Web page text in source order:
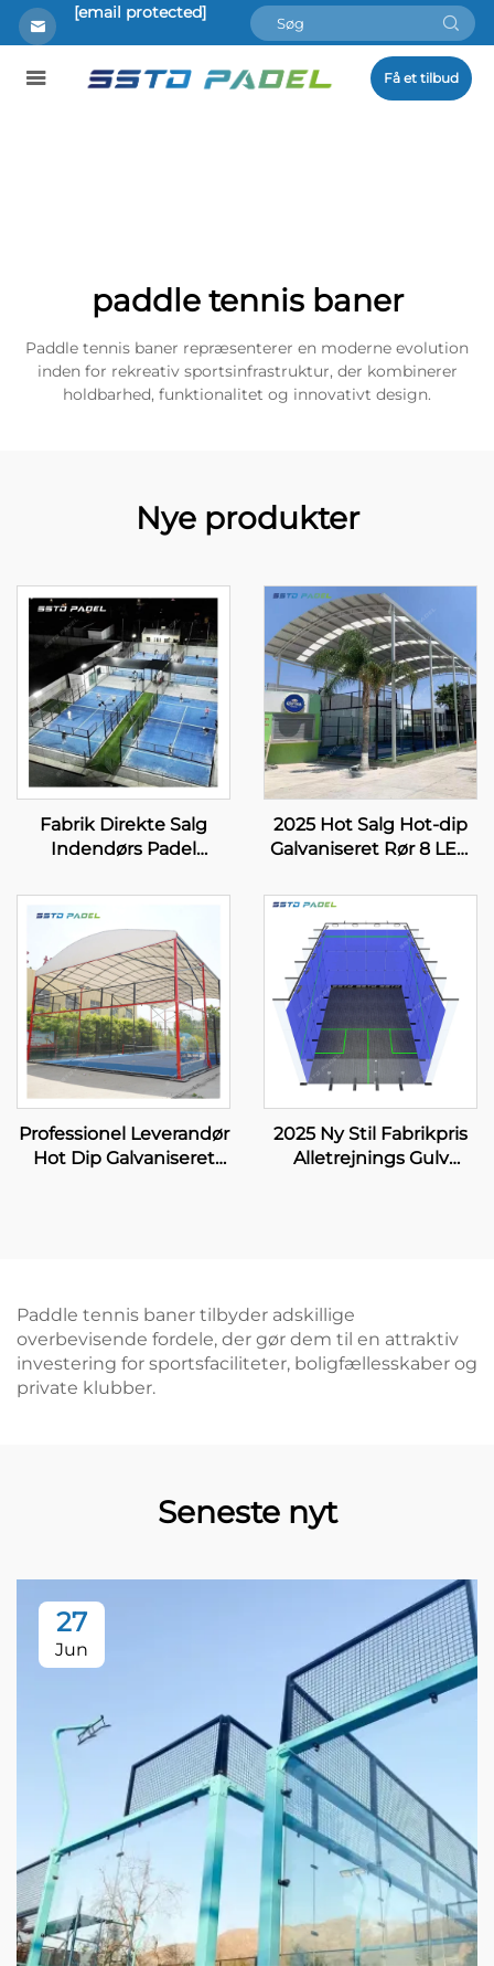
[email protected]
Få et tilbud
paddle tennis baner
Paddle tennis baner repræsenterer en moderne evolution
inden for rekreativ sportsinfrastruktur, der kombinerer
holdbarhed, funktionalitet og innovativt design.
Nye produkter
Fabrik Direkte Salg
Indendørs Padel
Sælgende Engros
Panoramisk Paddle
Bane 001-3
2025 Hot Salg Hot-dip
Galvaniseret Rør 8 LED
Panoramisk Køb Padel
Bane 20m*6m Paddle
Bane Enkel Padel Bane
004
Professionel Leverandør
Hot Dip Galvaniseret
2025 Ny Stil Fabrikpris
Alletrejnings Gulv
Paddle tennis baner tilbyder adskillige
overbevisende fordele, der gør dem til en attraktiv
investering for sportsfaciliteter, boligfællesskaber og
private klubber.
Seneste nyt
27
Jun